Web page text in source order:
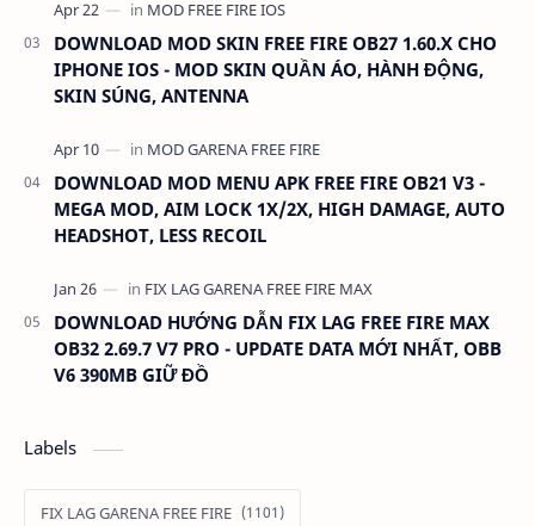
DOWNLOAD MOD SKIN FREE FIRE OB27 1.60.X CHO
IPHONE IOS - MOD SKIN QUẦN ÁO, HÀNH ĐỘNG,
SKIN SÚNG, ANTENNA
DOWNLOAD MOD MENU APK FREE FIRE OB21 V3 -
MEGA MOD, AIM LOCK 1X/2X, HIGH DAMAGE, AUTO
HEADSHOT, LESS RECOIL
DOWNLOAD HƯỚNG DẪN FIX LAG FREE FIRE MAX
OB32 2.69.7 V7 PRO - UPDATE DATA MỚI NHẤT, OBB
V6 390MB GIỮ ĐỒ
Labels
FIX LAG GARENA FREE FIRE